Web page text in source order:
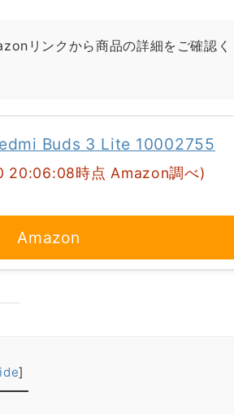
リンクから商品の詳細をご確認く
Buds 3 Lite 10002755
20:06:08時点 Amazon調べ)
Amazon
]